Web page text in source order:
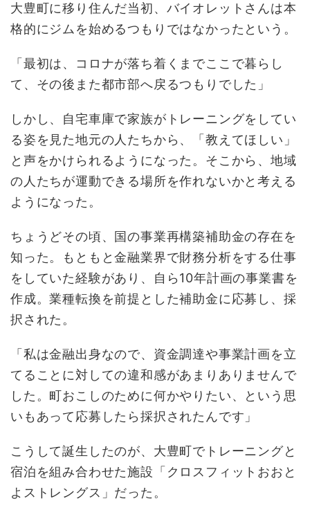
大豊町に移り住んだ当初、バイオレットさんは本
格的にジムを始めるつもりではなかったという。
「最初は、コロナが落ち着くまでここで暮らし
て、その後また都市部へ戻るつもりでした」
しかし、自宅車庫で家族がトレーニングをしてい
る姿を見た地元の人たちから、「教えてほしい」
と声をかけられるようになった。そこから、地域
の人たちが運動できる場所を作れないかと考える
ようになった。
ちょうどその頃、国の事業再構築補助金の存在を
知った。もともと金融業界で財務分析をする仕事
をしていた経験があり、自ら10年計画の事業書を
作成。業種転換を前提とした補助金に応募し、採
択された。
「私は金融出身なので、資金調達や事業計画を立
てることに対しての違和感があまりありませんで
した。町おこしのために何かやりたい、という思
いもあって応募したら採択されたんです」
こうして誕生したのが、大豊町でトレーニングと
宿泊を組み合わせた施設「クロスフィットおおと
よストレングス」だった。